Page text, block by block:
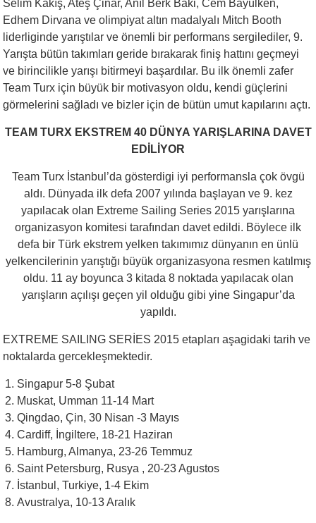
Selim Kakış, Ateş Çinar, Anıl Berk Baki, Cem Bayülken,
Edhem Dirvana ve olimpiyat altın madalyalı Mitch Booth
liderliginde yarıştılar ve önemli bir performans sergilediler, 9.
Yarışta bütün takımları geride bırakarak finiş hattını geçmeyi
ve birincilikle yarışı bitirmeyi başardılar. Bu ilk önemli zafer
Team Turx için büyük bir motivasyon oldu, kendi güçlerini
görmelerini sağladı ve bizler için de bütün umut kapılarını açtı.
TEAM TURX EKSTREM 40 DÜNYA YARIŞLARINA DAVET
EDİLİYOR
Team Turx İstanbul’da gösterdigi iyi performansla çok övgü
aldı. Dünyada ilk defa 2007 yılında başlayan ve 9. kez
yapılacak olan Extreme Sailing Series 2015 yarışlarına
organizasyon komitesi tarafından davet edildi. Böylece ilk
defa bir Türk ekstrem yelken takımımız dünyanın en ünlü
yelkencilerinin yarıştığı büyük organizasyona resmen katılmış
oldu. 11 ay boyunca 3 kitada 8 noktada yapılacak olan
yarışların açılışı geçen yil olduğu gibi yine Singapur’da
yapıldı.
EXTREME SAILING SERİES 2015 etapları aşagidaki tarih ve
noktalarda gercekleşmektedir.
Singapur 5-8 Şubat
Muskat, Umman 11-14 Mart
Qingdao, Çin, 30 Nisan -3 Mayıs
Cardiff, İngiltere, 18-21 Haziran
Hamburg, Almanya, 23-26 Temmuz
Saint Petersburg, Rusya , 20-23 Agustos
İstanbul, Turkiye, 1-4 Ekim
Avustralya, 10-13 Aralık